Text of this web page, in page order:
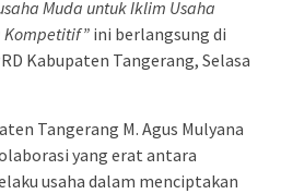
Muda untuk Iklim Usaha
Kompetitif” ini berlangsung di
Kabupaten Tangerang, Selasa
Tangerang M. Agus Mulyana
yang erat antara
usaha dalam menciptakan